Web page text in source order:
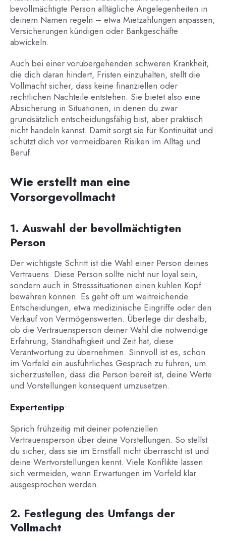
bevollmächtigte Person alltägliche Angelegenheiten in
deinem Namen regeln – etwa Mietzahlungen anpassen,
Versicherungen kündigen oder Bankgeschäfte
abwickeln.
Auch bei einer vorübergehenden schweren Krankheit,
die dich daran hindert, Fristen einzuhalten, stellt die
Vollmacht sicher, dass keine finanziellen oder
rechtlichen Nachteile entstehen. Sie bietet also eine
Absicherung in Situationen, in denen du zwar
grundsätzlich entscheidungsfähig bist, aber praktisch
nicht handeln kannst. Damit sorgt sie für Kontinuität und
schützt dich vor vermeidbaren Risiken im Alltag und
Beruf.
Wie erstellt man eine
Vorsorgevollmacht
1. Auswahl der bevollmächtigten
Person
Der wichtigste Schritt ist die Wahl einer Person deines
Vertrauens. Diese Person sollte nicht nur loyal sein,
sondern auch in Stresssituationen einen kühlen Kopf
bewahren können. Es geht oft um weitreichende
Entscheidungen, etwa medizinische Eingriffe oder den
Verkauf von Vermögenswerten. Überlege dir deshalb,
ob die Vertrauensperson deiner Wahl die notwendige
Erfahrung, Standhaftigkeit und Zeit hat, diese
Verantwortung zu übernehmen. Sinnvoll ist es, schon
im Vorfeld ein ausführliches Gespräch zu führen, um
sicherzustellen, dass die Person bereit ist, deine Werte
und Vorstellungen konsequent umzusetzen.
Expertentipp:
Sprich frühzeitig mit deiner potenziellen
Vertrauensperson über deine Vorstellungen. So stellst
du sicher, dass sie im Ernstfall nicht überrascht ist und
deine Wertvorstellungen kennt. Viele Konflikte lassen
sich vermeiden, wenn Erwartungen im Vorfeld klar
ausgesprochen werden.
2. Festlegung des Umfangs der
Vollmacht